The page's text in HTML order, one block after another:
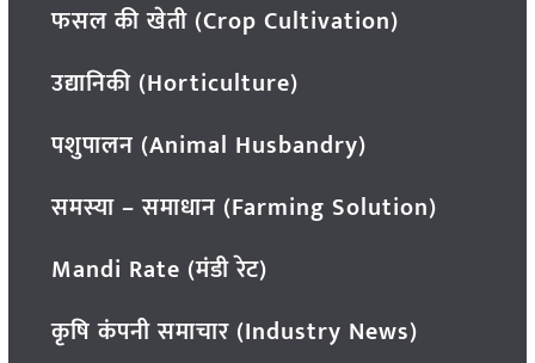
फसल की खेती (Crop Cultivation)
उद्यानिकी (Horticulture)
पशुपालन (Animal Husbandry)
समस्या – समाधान (Farming Solution)
Mandi Rate (मंडी रेट)
कृषि कंपनी समाचार (Industry News)